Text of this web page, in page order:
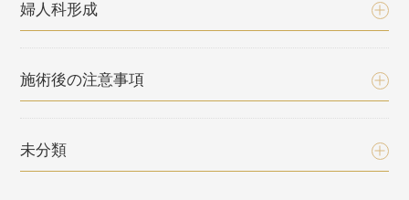
婦人科形成
施術後の注意事項
未分類